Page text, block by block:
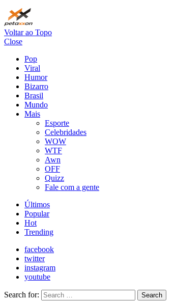
Voltar ao Topo
Close
Pop
Viral
Humor
Bizarro
Brasil
Mundo
Mais
Esporte
Celebridades
WOW
WTF
Awn
OFF
Quizz
Fale com a gente
Últimos
Popular
Hot
Trending
facebook
twitter
instagram
youtube
Search for: Search